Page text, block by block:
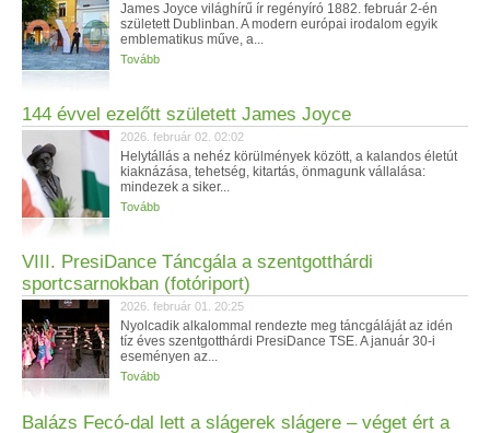
James Joyce világhírű ír regényíró 1882. február 2-én
született Dublinban. A modern európai irodalom egyik
emblematikus műve, a...
Tovább
144 évvel ezelőtt született James Joyce
2026. február 02. 02:02
Helytállás a nehéz körülmények között, a kalandos életút
kiaknázása, tehetség, kitartás, önmagunk vállalása:
mindezek a siker...
Tovább
VIII. PresiDance Táncgála a szentgotthárdi
sportcsarnokban (fotóriport)
2026. február 01. 20:25
Nyolcadik alkalommal rendezte meg táncgáláját az idén
tíz éves szentgotthárdi PresiDance TSE. A január 30-i
eseményen az...
Tovább
Balázs Fecó-dal lett a slágerek slágere – véget ért a